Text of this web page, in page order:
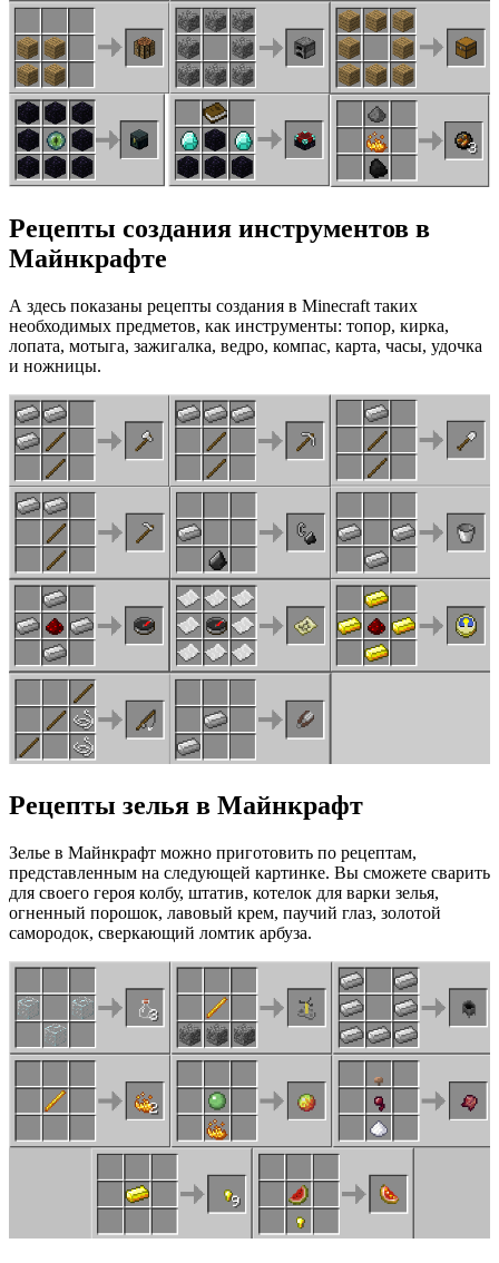
Рецепты создания инструментов в
Майнкрафте
А здесь показаны рецепты создания в Minecraft таких
необходимых предметов, как инструменты: топор, кирка,
лопата, мотыга, зажигалка, ведро, компас, карта, часы, удочка
и ножницы.
Рецепты зелья в Майнкрафт
Зелье в Майнкрафт можно приготовить по рецептам,
представленным на следующей картинке. Вы сможете сварить
для своего героя колбу, штатив, котелок для варки зелья,
огненный порошок, лавовый крем, паучий глаз, золотой
самородок, сверкающий ломтик арбуза.